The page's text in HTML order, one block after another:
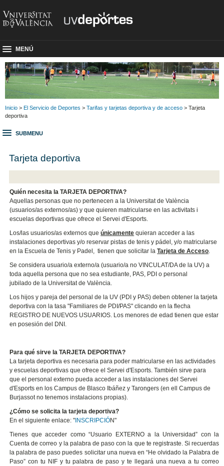
MENÚ
Inicio > El Servicio de Deportes > Tarifas y tarjetas deportiva y de acceso > Tarjeta
deportiva
SUBMENU
Tarjeta deportiva
Quién necesita la TARJETA DEPORTIVA?
Aquellas personas que no pertenecen a la Universitat de València
(usuarios/as externos/as) y que quieren matricularse en las activitats i
escuelas deportivas que ofrece el Servei d'Esports.
Los/las usuarios/as externos queúnicamente quieran acceder a las
instalaciones deportivas y/o reservar pistas de tenis y pádel, y/o matricularse
en la Escuela de Tenis y Padel, tienen que solicitar laTarjeta de Acceso.
Se considera usuario/a externo/a (usuario/a no VINCULAT/DA de la UV) a
toda aquella persona que no sea estudiante, PAS, PDI o personal
jubilado de la Universitat de València.
Los hijos y pareja del personal de la UV (PDI y PAS) deben obtener la tarjeta
deportiva con la tasa "Familiares de PDI/PAS" clicando en la flecha
REGISTRO DE NUEVOS USUARIOS. Los menores de edad tienen que estar
en posesión del DNI.
Para qué sirve la TARJETA DEPORTIVA?
La tarjeta deportiva es necesaria para poder matricularse en las actividades
y escuelas deportivas que ofrece el Servei d'Esports. También sirve para
que el personal externo pueda acceder a las instalaciones del Servei
d'Esports en los Campus de Blasco Ibáñez y Tarongers (en ell Campus de
Burjassot no tenemos instalacions propias).
¿Cómo se solicita la tarjeta deportiva?
En el siguiente enlace: " INSCRIPCIÓN"
Tienes que acceder como “Usuario EXTERNO a la Universidad” con la
Cuenta de correo y la palabra de paso con la que te registraste. Si recuerdas
la palabra de paso puedes solicitar una nueva en “He olvidado la Palabra de
Paso” con tu NIF y tu palabra de paso y te llegará una nueva a tu correo